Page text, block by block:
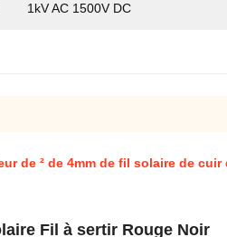
1kV AC 1500V DC
de ² de 4mm de fil solaire de cuir
Fil à sertir Rouge Noir